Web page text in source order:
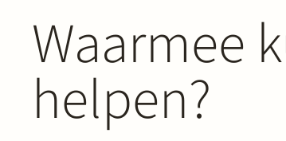
Waarmee
helpen?